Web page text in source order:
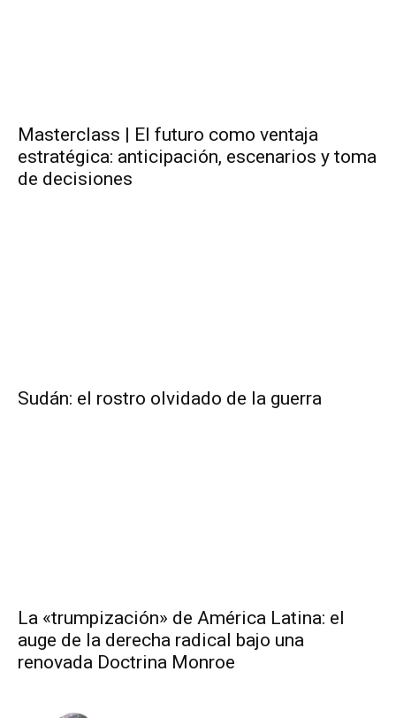
Masterclass | El futuro como ventaja
estratégica: anticipación, escenarios y toma
de decisiones
Sudán: el rostro olvidado de la guerra
La «trumpización» de América Latina: el
auge de la derecha radical bajo una
renovada Doctrina Monroe